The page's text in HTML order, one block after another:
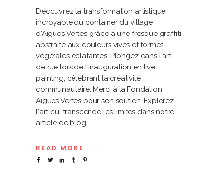
Découvrez la transformation artistique
incroyable du container du village
d'Aigues Vertes grâce à une fresque graffiti
abstraite aux couleurs vives et formes
végétales éclatantes. Plongez dans l'art
de rue lors de l'inauguration en live
painting, célébrant la créativité
communautaire. Merci à la Fondation
Aigues Vertes pour son soutien. Explorez
l'art qui transcende les limites dans notre
article de blog.
READ MORE